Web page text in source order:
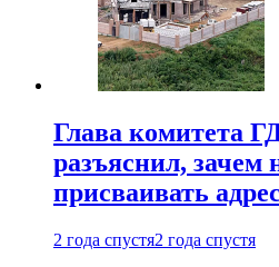
Глава комитета
разъяснил, зачем
присваивать
2 года спустя2 года спустя